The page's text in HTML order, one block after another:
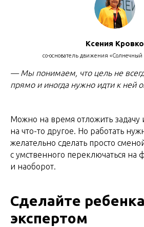
Ксения Кровко
со-основатель движения
— Мы понимаем, что цель не
прямо и иногда нужно идти к ней
Можно на время отложить задачу
на что-то другое. Но работать
желательно сделать просто
с умственного переключаться на
и наоборот.
Сделайте ребенка
экспертом